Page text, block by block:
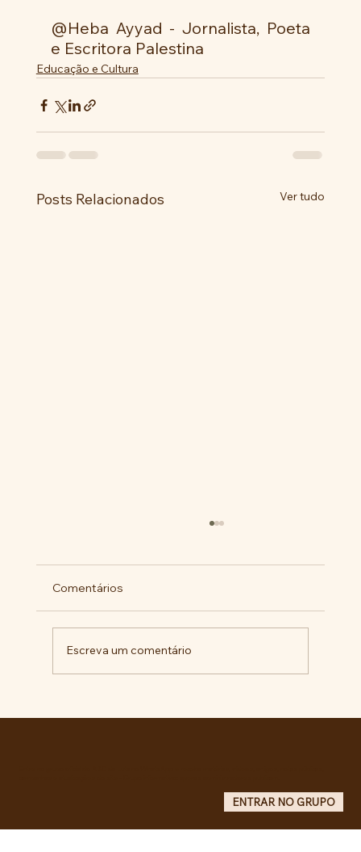
@Heba Ayyad - Jornalista, Poeta
e Escritora Palestina
Educação e Cultura
Posts Relacionados Ver tudo
Comentários
Escreva um comentário
ENTRAR NO GRUPO